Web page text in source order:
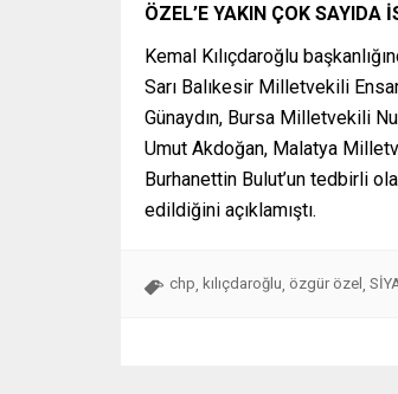
ÖZEL’E YAKIN ÇOK
Kemal Kılıçdaroğlu
Sarı Balıkesir Milletvekili
Günaydın, Bursa Milletvekili
Umut Akdoğan, Malatya
Burhanettin Bulut’un tedbirli
edildiğini açıklamıştı.
chp kılıçdaroğlu özgür özel